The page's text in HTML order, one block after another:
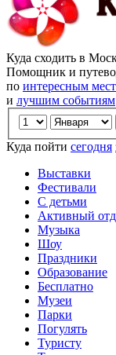
Куда сходить в
Помощник и
по интересным
и лучшим событиям
Куда пойти сегодня
Выставки
Фестивали
С детьми
Активный
Музыка
Шоу
Праздники
Образование
Бесплатно
Музеи
Парки
Погулять
Туристу